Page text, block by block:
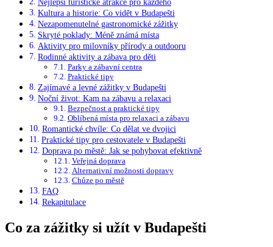
Kultura a historie: Co vidět v Budapešti
Nezapomenutelné gastronomické zážitky
Skryté poklady: Méně známá místa
Aktivity pro milovníky přírody a outdooru
Rodinné aktivity a zábava pro děti
Parky a zábavní centra
Praktické tipy
Zajímavé a levné zážitky v Budapešti
Noční život: Kam na zábavu a relaxaci
Bezpečnost a praktické tipy
Oblíbená místa pro relaxaci a zábavu
Romantické chvíle: Co dělat ve dvojici
Praktické tipy pro cestovatele v Budapešti
Doprava po městě: Jak se pohybovat efektivně
Veřejná doprava
Alternativní možnosti dopravy
Chůze po městě
FAQ
Rekapitulace
Co za zážitky si užít v Budapešti